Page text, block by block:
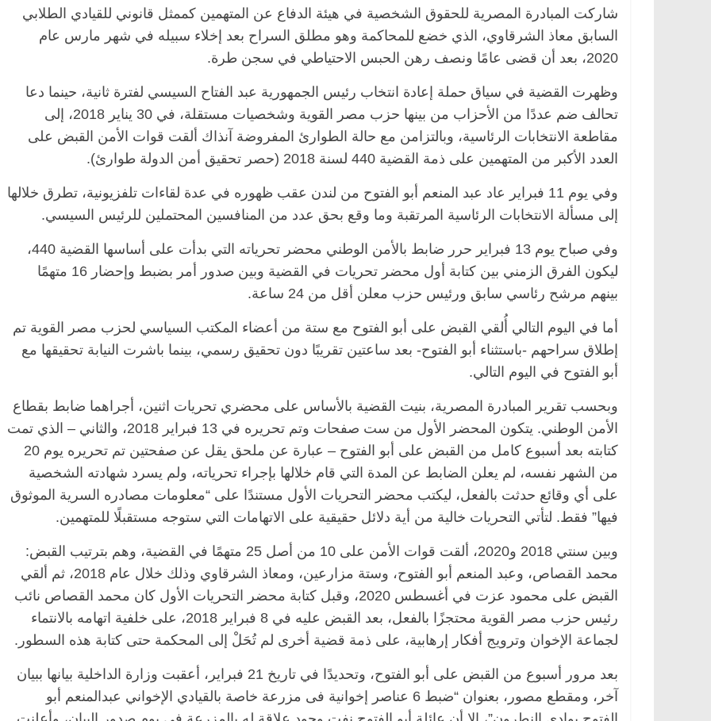
شاركت المبادرة المصرية للحقوق الشخصية في هيئة الدفاع عن المتهمين كممثل قانوني للقيادي الطلابي
السابق معاذ الشرقاوي، الذي خضع للمحاكمة وهو مطلق السراح بعد إخلاء سبيله في شهر مارس عام
2020، بعد أن قضى عامًا ونصف رهن الحبس الاحتياطي في سجن طرة.
وظهرت القضية في سياق حملة إعادة انتخاب رئيس الجمهورية عبد الفتاح السيسي لفترة ثانية، حينما دعا
تحالف ضم عددًا من الأحزاب من بينها حزب مصر القوية وشخصيات مستقلة، في 30 يناير 2018، إلى
مقاطعة الانتخابات الرئاسية، وبالتزامن مع حالة الطوارئ المفروضة آنذاك ألقت قوات الأمن القبض على
العدد الأكبر من المتهمين على ذمة القضية 440 لسنة 2018 (حصر تحقيق أمن الدولة طوارئ).
وفي يوم 11 فبراير عاد عبد المنعم أبو الفتوح من لندن عقب ظهوره في عدة لقاءات تلفزيونية، تطرق خلالها
إلى مسألة الانتخابات الرئاسية المرتقبة وما وقع بحق عدد من المنافسين المحتملين للرئيس السيسي.
وفي صباح يوم 13 فبراير حرر ضابط بالأمن الوطني محضر تحرياته التي بدأت على أساسها القضية 440،
ليكون الفرق الزمني بين كتابة أول محضر تحريات في القضية وبين صدور أمر بضبط وإحضار 16 متهمًا
بينهم مرشح رئاسي سابق ورئيس حزب معلن أقل من 24 ساعة.
أما في اليوم التالي أُلقي القبض على أبو الفتوح مع ستة من أعضاء المكتب السياسي لحزب مصر القوية تم
إطلاق سراحهم -باستثناء أبو الفتوح- بعد ساعتين تقريبًا دون تحقيق رسمي، بينما باشرت النيابة تحقيقها مع
أبو الفتوح في اليوم التالي.
وبحسب تقرير المبادرة المصرية، بنيت القضية بالأساس على محضري تحريات اثنين، أجراهما ضابط بقطاع
الأمن الوطني. يتكون المحضر الأول من ست صفحات وتم تحريره في 13 فبراير 2018، والثاني – الذي تمت
كتابته بعد أسبوع كامل من القبض على أبو الفتوح – عبارة عن ملحق يقل عن صفحتين تم تحريره يوم 20
من الشهر نفسه، لم يعلن الضابط عن المدة التي قام خلالها بإجراء تحرياته، ولم يسرد شهادته الشخصية
على أي وقائع حدثت بالفعل، ليكتب محضر التحريات الأول مستندًا على “معلومات مصادره السرية الموثوق
فيها” فقط. لتأتي التحريات خالية من أية دلائل حقيقية على الاتهامات التي ستوجه مستقبلًا للمتهمين.
وبين سنتي 2018 و2020، ألقت قوات الأمن على 10 من أصل 25 متهمًا في القضية، وهم بترتيب القبض:
محمد القصاص، وعبد المنعم أبو الفتوح، وستة مزارعين، ومعاذ الشرقاوي وذلك خلال عام 2018، ثم ألقي
القبض على محمود عزت في أغسطس 2020، وقبل كتابة محضر التحريات الأول كان محمد القصاص نائب
رئيس حزب مصر القوية محتجزًا بالفعل، بعد القبض عليه في 8 فبراير 2018، على خلفية اتهامه بالانتماء
لجماعة الإخوان وترويج أفكار إرهابية، على ذمة قضية أخرى لم تُحَلْ إلى المحكمة حتى كتابة هذه السطور.
بعد مرور أسبوع من القبض على أبو الفتوح، وتحديدًا في تاريخ 21 فبراير، أعقبت وزارة الداخلية بيانها ببيان
آخر، ومقطع مصور، بعنوان “ضبط 6 عناصر إخوانية فى مزرعة خاصة بالقيادي الإخواني عبدالمنعم أبو